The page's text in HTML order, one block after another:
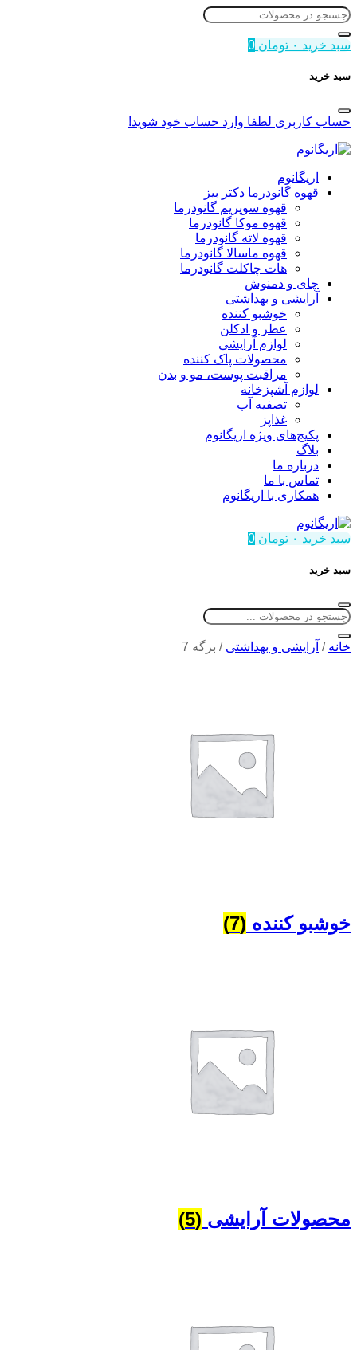
سبد خرید ۰ تومان 0
سبد خرید
حساب کاربری لطفا وارد حساب خود شوید!
اریگانوم
قهوه گانودرما دکتر بیز
قهوه سوپریم گانودرما
قهوه موکا گانودرما
قهوه لاته گانودرما
قهوه ماسالا گانودرما
هات چاکلت گانودرما
چای و دمنوش
آرایشی و بهداشتی
خوشبو کننده
عطر و ادکلن
لوازم آرایشی
محصولات پاک کننده
مراقبت پوست، مو و بدن
لوازم آشپزخانه
تصفیه آب
غذاپز
پکیج‌های ویژه اریگانوم
بلاگ
درباره ما
تماس با ما
همکاری با اریگانوم
سبد خرید ۰ تومان 0
سبد خرید
خانه / آرایشی و بهداشتی / برگه 7
خوشبو کننده (7)
محصولات آرایشی (5)